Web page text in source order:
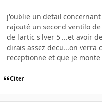
j'oublie un detail
rajouté un second ventilo
de l'artic silver 5 ...et avoir
dirais assez decu...on verra
receptionne et que je monte
Citer